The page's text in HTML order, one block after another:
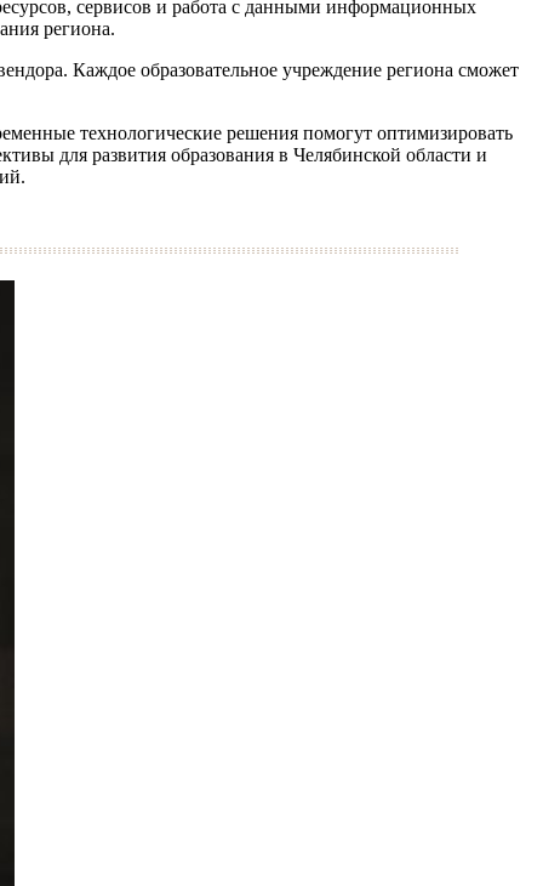
сервисов и работа с данными информационных
региона.
Каждое образовательное учреждение региона сможет
технологические решения помогут оптимизировать
для развития образования в Челябинской области и